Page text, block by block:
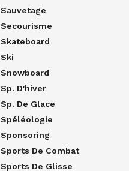
Sauvetage
Secourisme
Skateboard
Ski
Snowboard
Sp. D'hiver
Sp. De Glace
Spéléologie
Sponsoring
Sports De Combat
Sports De Glisse